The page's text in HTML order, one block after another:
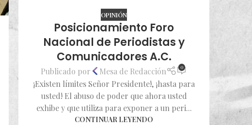
OPINIÓN
Posicionamiento Foro
Nacional de Periodistas y
Comunicadores A.C.
Publicado por Mesa de Redacción 0
¡Existen límites Señor Presidente!, ¡hasta para
usted! El abuso de poder que ahora usted
exhibe y que utiliza para exponer a un peri...
CONTINUAR LEYENDO